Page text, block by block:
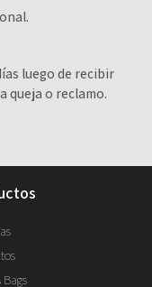
luego de recibir
queja o reclamo.
Bags